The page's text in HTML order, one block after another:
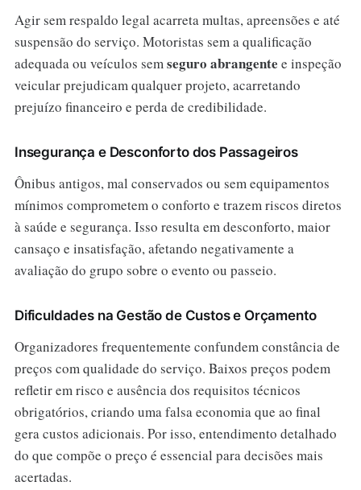
Agir sem respaldo legal acarreta multas, apreensões e até
suspensão do serviço. Motoristas sem a qualificação
adequada ou veículos semseguro abrangente e inspeção
veicular prejudicam qualquer projeto, acarretando
prejuízo financeiro e perda de credibilidade.
Insegurança e Desconforto dos Passageiros
Ônibus antigos, mal conservados ou sem equipamentos
mínimos comprometem o conforto e trazem riscos diretos
à saúde e segurança. Isso resulta em desconforto, maior
cansaço e insatisfação, afetando negativamente a
avaliação do grupo sobre o evento ou passeio.
Dificuldades na Gestão de Custos e Orçamento
Organizadores frequentemente confundem constância de
preços com qualidade do serviço. Baixos preços podem
refletir em risco e ausência dos requisitos técnicos
obrigatórios, criando uma falsa economia que ao final
gera custos adicionais. Por isso, entendimento detalhado
do que compõe o preço é essencial para decisões mais
acertadas.